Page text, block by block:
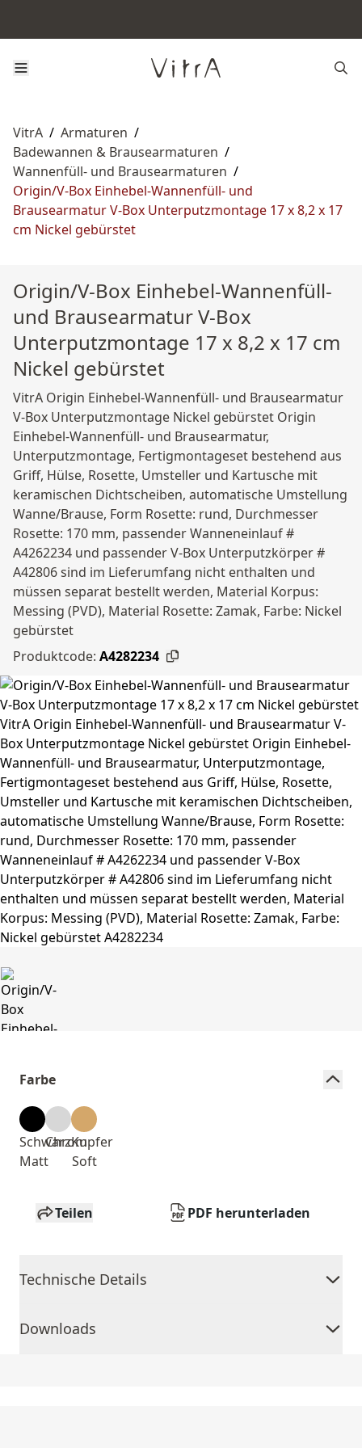
VitrA / Armaturen /
Badewannen & Brausearmaturen /
Wannenfüll- und Brausearmaturen /
Origin/V-Box Einhebel-Wannenfüll- und
Brausearmatur V-Box Unterputzmontage 17 x 8,2 x 17
cm Nickel gebürstet
Origin/V-Box Einhebel-Wannenfüll-
und Brausearmatur V-Box
Unterputzmontage 17 x 8,2 x 17 cm
Nickel gebürstet
VitrA Origin Einhebel-Wannenfüll- und Brausearmatur
V-Box Unterputzmontage Nickel gebürstet Origin
Einhebel-Wannenfüll- und Brausearmatur,
Unterputzmontage, Fertigmontageset bestehend aus
Griff, Hülse, Rosette, Umsteller und Kartusche mit
keramischen Dichtscheiben, automatische Umstellung
Wanne/Brause, Form Rosette: rund, Durchmesser
Rosette: 170 mm, passender Wanneneinlauf #
A4262234 und passender V-Box Unterputzkörper #
A42806 sind im Lieferumfang nicht enthalten und
müssen separat bestellt werden, Material Korpus:
Messing (PVD), Material Rosette: Zamak, Farbe: Nickel
gebürstet
Produktcode: A4282234
Farbe
Schwarz
Matt
ChromKupfer
Soft
Teilen PDF herunterladen
Technische Details
Downloads